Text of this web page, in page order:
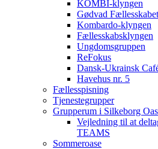
KOMBI-klyngen
Gødvad Fællesskabet
Kombardo-klyngen
Fællesskabsklyngen
Ungdomsgruppen
ReFokus
Dansk-Ukrainsk
Havehus nr. 5
Fællesspisning
Tjenestegrupper
Grupperum i Silkeborg
Vejledning til at
TEAMS
Sommeroase